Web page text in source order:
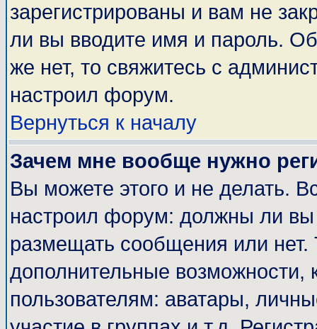
зарегистрированы и вам не
ли вы вводите имя и пароль.
же нет, то свяжитесь с
настроил форум.
Вернуться к началу
Зачем мне вообще нужно
Вы можете этого и не делать.
настроил форум: должны ли вы
размещать сообщения или
дополнительные
пользователям: аватары,